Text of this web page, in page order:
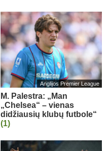
Anglijos Premier League
M. Palestra: „Man
„Chelsea“ – vienas
didžiausių klubų futbole“
(1)